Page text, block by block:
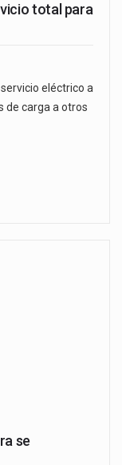
total para
eléctrico a
de carga a otros
se